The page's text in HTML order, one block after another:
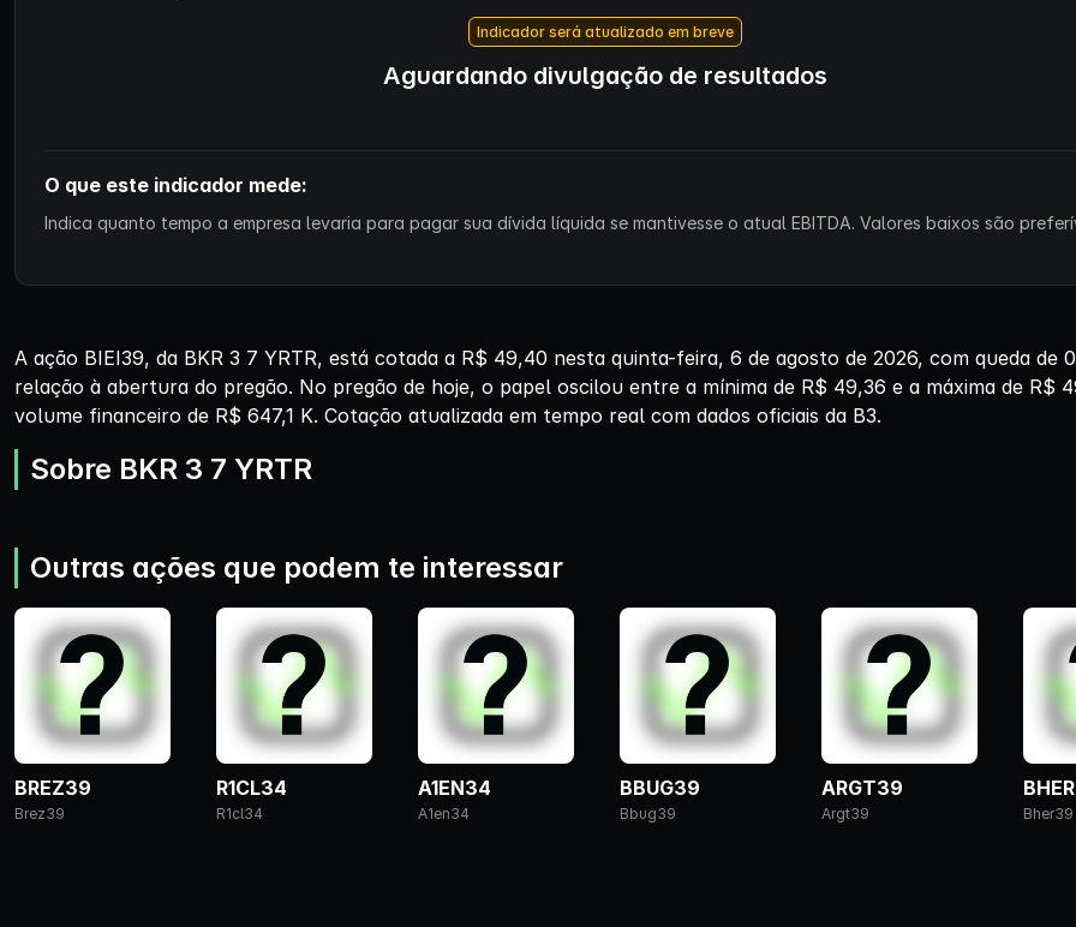
Indicador será atualizado em breve
Aguardando divulgação de resultados
O que este indicador mede:
Indica quanto tempo a empresa levaria para pagar sua dívida líquida se mantivesse o atual EBITDA. Valores baixos são
A ação BIEI39, da BKR 3 7 YRTR, está cotada a R$ 49,40 nesta quinta-feira, 6 de agosto de 2026, com queda de
relação à abertura do pregão. No pregão de hoje, o papel oscilou entre a mínima de R$ 49,36 e a máxima de R$
volume financeiro de R$ 647,1 K. Cotação atualizada em tempo real com dados oficiais da B3.
Sobre BKR 3 7 YRTR
Outras ações que podem te interessar
BREZ39
Brez39
R1CL34
R1cl34
A1EN34
A1en34
BBUG39
Bbug39
ARGT39
Argt39 Bher39